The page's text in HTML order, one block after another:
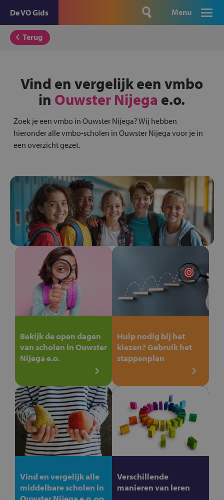
De VO Gids Menu
Terug
Vind en vergelijk een vmbo
in Ouwster Nijega e.o.
Zoek je een vmbo in Ouwster Nijega? Wij hebben
hieronder alle vmbo-scholen in Ouwster Nijega voor je in
een overzicht gezet.
Bekijk de open dagen
van scholen in Ouwster
Nijega e.o.
Hulp nodig bij het
kiezen? Gebruik het
stappenplan
Vind en vergelijk alle
middelbare scholen in
Verschillende
manieren van leren